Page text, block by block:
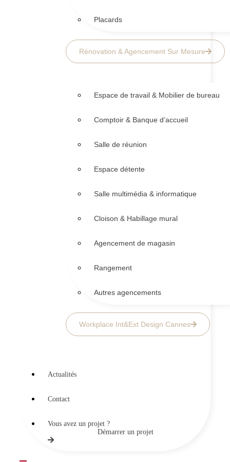
Placards
Rénovation & Agencement Sur Mesure
Espace de travail & Mobilier de bureau
Comptoir & Banque d’accueil
Salle de réunion
Espace détente
Salle multimédia & informatique
Cloison & Habillage mural
Agencement de magasin
Rangement
Autres agencements
Workplace Int&Ext Design Cannes
Actualités
Contact
Vous avez un projet ?
Démarrer un projet